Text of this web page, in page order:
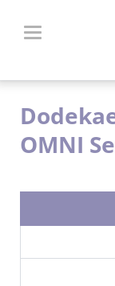
OMNI